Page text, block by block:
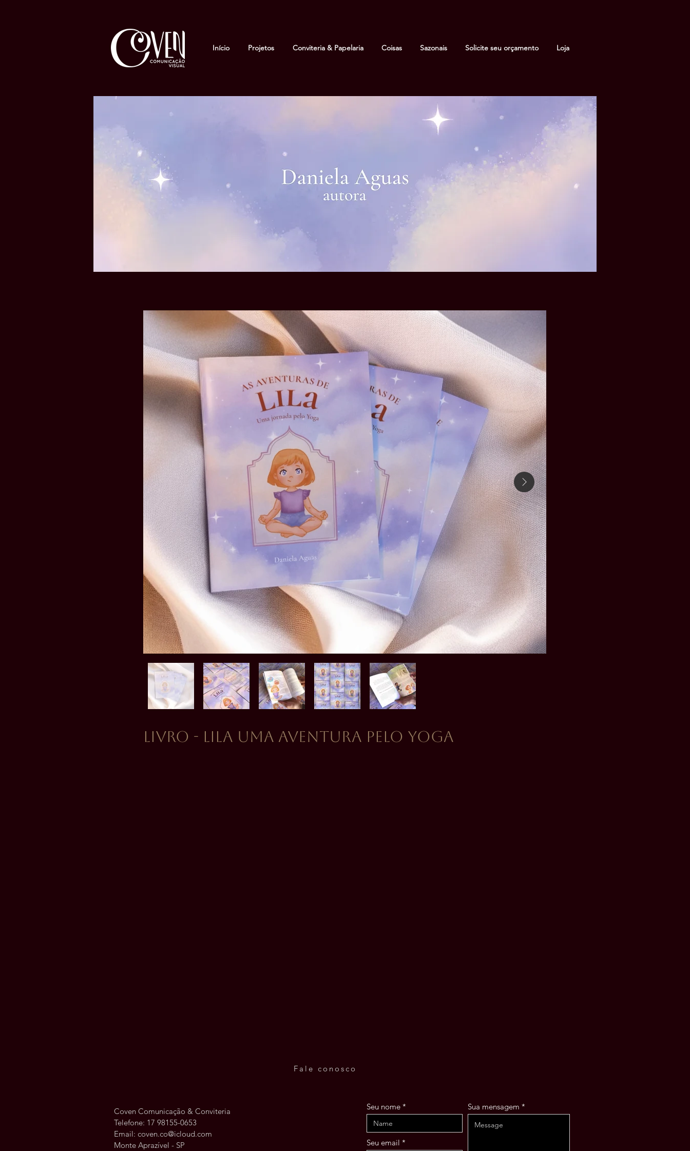
Início Projetos Conviteria & Papelaria Coisas Sazonais Solicite seu orçamento Loja
Livro - Lila Uma aventura pelo Yoga
Fale conosco
Coven Comunicação & Conviteria
Telefone: 17 98155-0653
Email: coven.co@icloud.com
Monte Aprazível - SP
Seu nome
Seu email
Sua mensagem